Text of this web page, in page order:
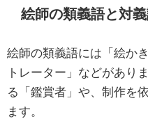
絵師の類義語と対義
絵師の類義語には「絵か
トレーター」などがあり
る「鑑賞者」や、制作を
ます。